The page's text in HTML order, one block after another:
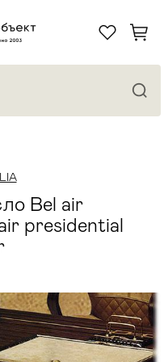
Bel air
presidential